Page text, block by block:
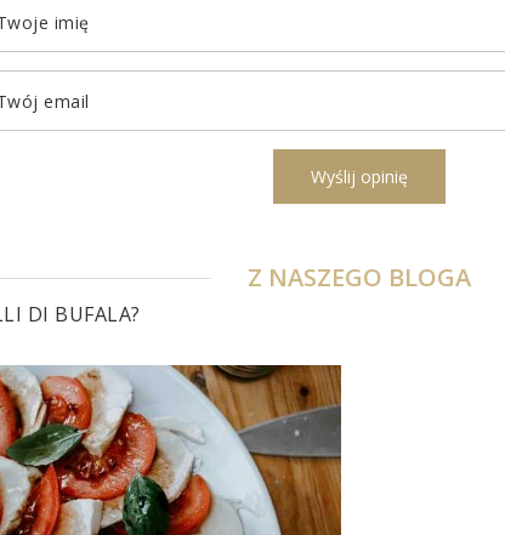
imię
email
Wyślij opinię
Z NASZEGO BLOGA
DI BUFALA?